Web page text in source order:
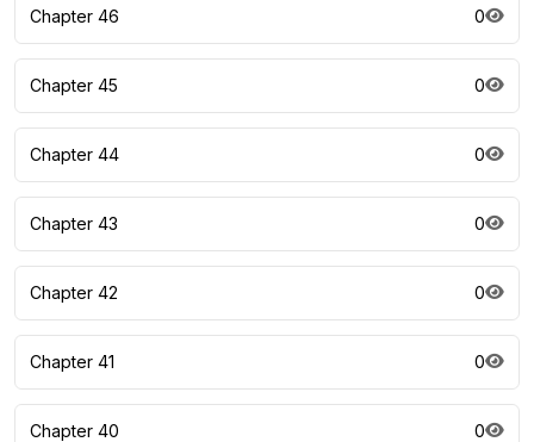
Chapter 46 0
Chapter 45 0
Chapter 44 0
Chapter 43 0
Chapter 42 0
Chapter 41 0
Chapter 40 0